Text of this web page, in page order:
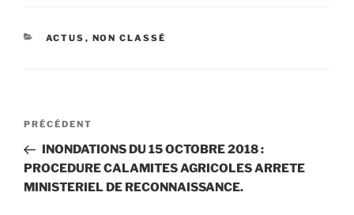
CATÉGORIES
ACTUS , NON CLASSÉ
Navigation
l’article
Article
précédent
PRÉCÉDENT
INONDATIONS DU 15 OCTOBRE 2018 :
PROCEDURE CALAMITES AGRICOLES ARRETE
MINISTERIEL DE RECONNAISSANCE.